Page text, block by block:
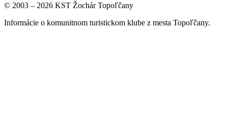
© 2003 – 2026 KST Žochár Topoľčany
Informácie o komunitnom turistickom klube z mesta Topoľčany.